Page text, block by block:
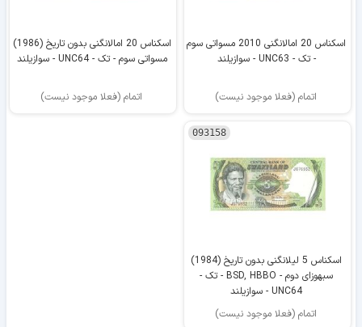
اسکناس 20 امالانگنی 2010 مسواتی سوم
- تک - UNC63 - سوازیلند
اتمام (فعلا موجود نیست)
اسکناس 20 امالانگنی بدون تاریخ (1986)
مسواتی سوم - تک - UNC64 - سوازیلند
اتمام (فعلا موجود نیست)
093158
اسکناس 5 لیلانگنی بدون تاریخ (1984)
سبهوزای دوم - BSD, HBBO - تک -
UNC64 - سوازیلند
اتمام (فعلا موجود نیست)